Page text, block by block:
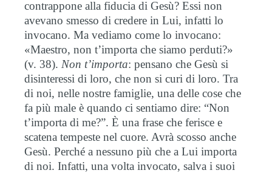
contrappone alla fiducia di Gesù? Essi non
avevano smesso di credere in Lui, infatti lo
invocano. Ma vediamo come lo invocano:
«Maestro, non t’importa che siamo perduti?»
(v. 38). Non t’importa: pensano che Gesù si
disinteressi di loro, che non si curi di loro. Tra
di noi, nelle nostre famiglie, una delle cose che
fa più male è quando ci sentiamo dire: “Non
t’importa di me?”. È una frase che ferisce e
scatena tempeste nel cuore. Avrà scosso anche
Gesù. Perché a nessuno più che a Lui importa
di noi. Infatti, una volta invocato, salva i suoi